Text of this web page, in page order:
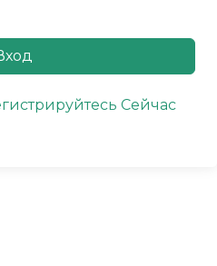
Сейчас